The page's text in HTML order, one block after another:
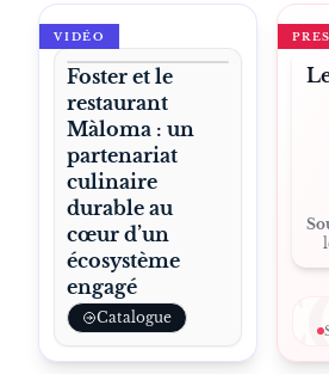
VIDÉO
Foster et le
restaurant
Màloma : un
partenariat
culinaire
durable au
cœur d’un
écosystème
engagé
Catalogue